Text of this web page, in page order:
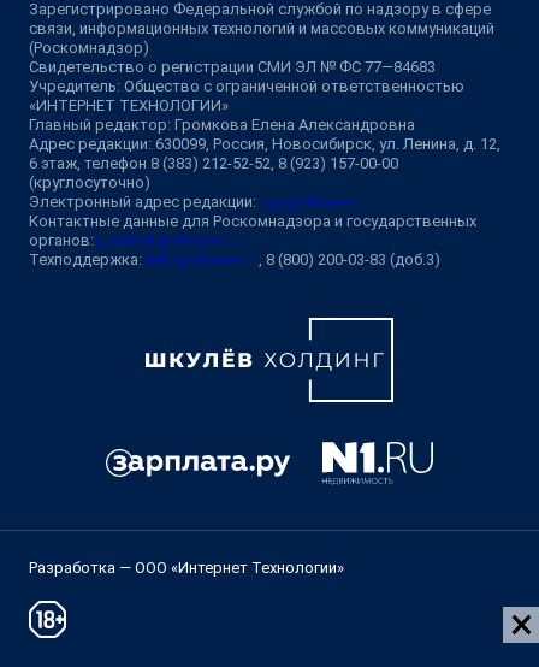
Зарегистрировано Федеральной службой по надзору в сфере
связи, информационных технологий и массовых коммуникаций
(Роскомнадзор)
Свидетельство о регистрации СМИ ЭЛ № ФС 77—84683
Учредитель: Общество с ограниченной ответственностью
«ИНТЕРНЕТ ТЕХНОЛОГИИ»
Главный редактор: Громкова Елена Александровна
Адрес редакции: 630099, Россия, Новосибирск, ул. Ленина, д. 12,
6 этаж, телефон 8 (383) 212-52-52, 8 (923) 157-00-00
(круглосуточно)
Электронный адрес редакции: ngs@shkulev.ru
Контактные данные для Роскомнадзора и государственных
органов: juristnsk@shkulev.ru
Техподдержка: help@shkulev.ru , 8 (800) 200-03-83 (доб.3)
Разработка — ООО «Интернет Технологии»